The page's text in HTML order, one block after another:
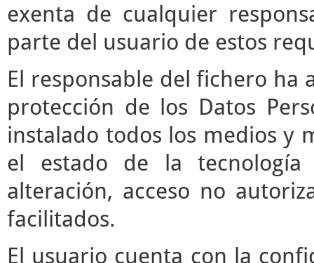
exenta de cualquier
parte del usuario de estos
El responsable del fichero ha
protección de los Datos
instalado todos los medios y
el estado de la
alteración, acceso no
facilitados.
El usuario cuenta con la